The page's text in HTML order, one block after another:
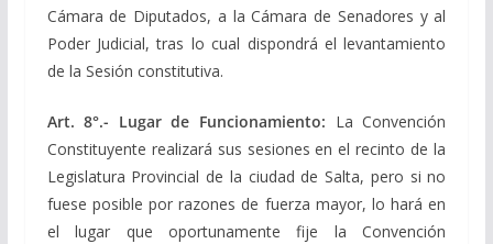
Cámara de Diputados, a la Cámara de Senadores y al
Poder Judicial, tras lo cual dispondrá el levantamiento
de la Sesión constitutiva.
Art. 8°.- Lugar de Funcionamiento: La Convención
Constituyente realizará sus sesiones en el recinto de la
Legislatura Provincial de la ciudad de Salta, pero si no
fuese posible por razones de fuerza mayor, lo hará en
el lugar que oportunamente fije la Convención